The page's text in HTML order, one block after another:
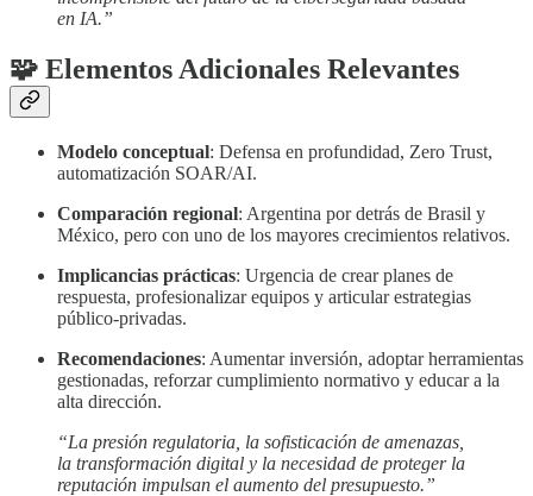
en IA.”
🧩 Elementos Adicionales Relevantes
Modelo conceptual: Defensa en profundidad, Zero Trust,
automatización SOAR/AI.
Comparación regional: Argentina por detrás de Brasil y
México, pero con uno de los mayores crecimientos relativos.
Implicancias prácticas: Urgencia de crear planes de
respuesta, profesionalizar equipos y articular estrategias
público-privadas.
Recomendaciones: Aumentar inversión, adoptar herramientas
gestionadas, reforzar cumplimiento normativo y educar a la
alta dirección.
“La presión regulatoria, la sofisticación de amenazas,
la transformación digital y la necesidad de proteger la
reputación impulsan el aumento del presupuesto.”